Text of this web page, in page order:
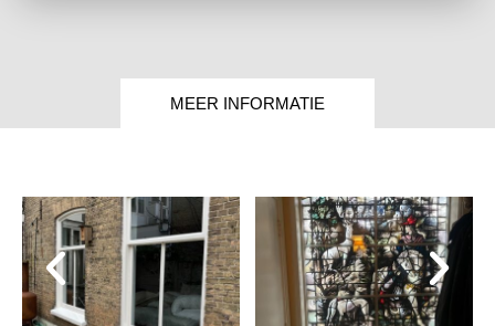
MEER INFORMATIE